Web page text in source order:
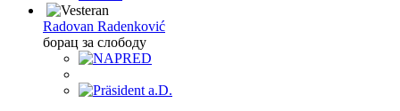
Radovan Radenković
борац за слободу